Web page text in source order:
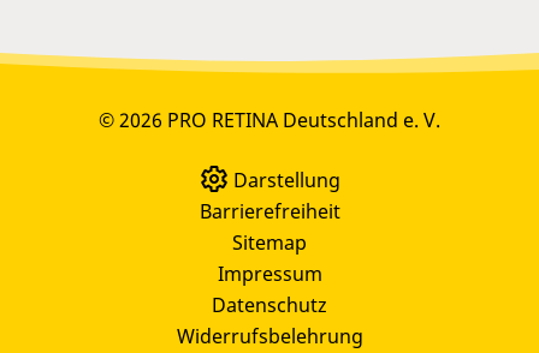
© 2026 PRO RETINA Deutschland e. V.
Darstellung
Barrierefreiheit
Sitemap
Impressum
Datenschutz
Widerrufsbelehrung